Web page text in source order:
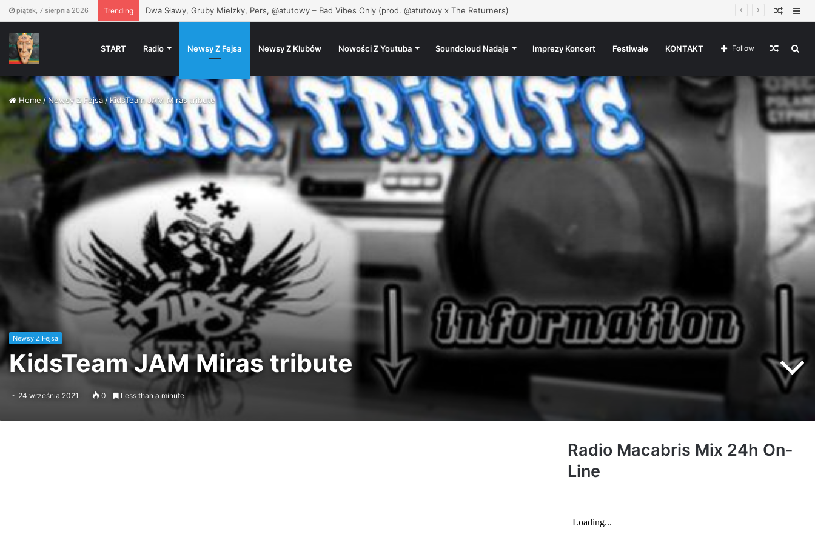
piątek, 7 sierpnia 2026 Trending Dwa Sławy, Gruby Mielzky, Pers, @atutowy – Bad Vibes Only (prod. @atutowy x The Returners) Random
START Radio Newsy Z Fejsa Newsy Z Klubów Nowości Z Youtuba Soundcloud Nadaje Imprezy Koncert Festiwale KONTAKT
for
Random
Article
Follow
Home /Newsy Z Fejsa/ KidsTeam JAM Miras tribute
Newsy Z Fejsa
KidsTeam JAM Miras tribute
24 września 2021 0 Less than a minute
Radio Macabris Mix 24h On-
Line